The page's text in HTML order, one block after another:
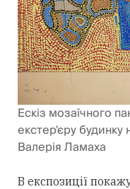
Ескіз мозаїчного
екстер'єру
Валерія Ламаха
В експозиції